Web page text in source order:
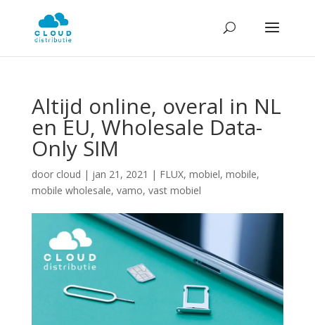
Altijd online, overal in NL
en EU, Wholesale Data-
Only SIM
door cloud | jan 21, 2021 | FLUX, mobiel, mobile,
mobile wholesale, vamo, vast mobiel